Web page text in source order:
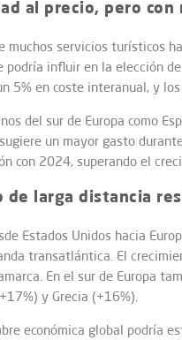
al precio, pero
muchos servicios turísticos
podría influir en la elección
5% en coste interanual, y
del sur de Europa como
un mayor gasto
con 2024, superando el
de larga distancia
Estados Unidos hacia
transatlántica. El
En el sur de Europa
y Grecia (+16%).
económica global podría